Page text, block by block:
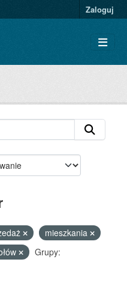
Zaloguj
mieszkania
Grupy: